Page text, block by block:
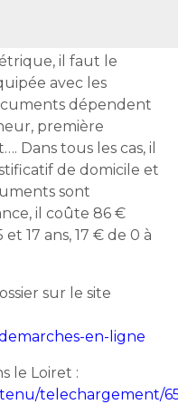
il faut le
avec les
dépendent
première
Dans tous les cas, il
de domicile et
sont
il coûte 86 €
17 ans, 17 € de 0 à
sur le site
en-ligne
le Loiret :
telechargement/